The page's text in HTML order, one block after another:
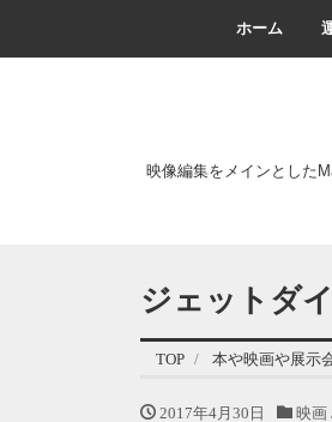
ホーム
映像編集をメインとした
ジェットダ
TOP 本や映画や展示
2017年4月30日 映画